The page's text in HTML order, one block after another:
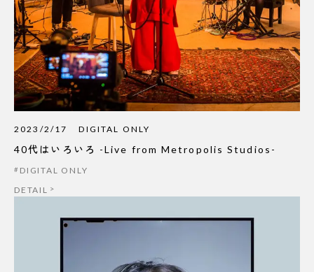
2023/2/17 DIGITAL ONLY
40代はいろいろ -Live from Metropolis Studios-
DIGITAL ONLY
DETAIL